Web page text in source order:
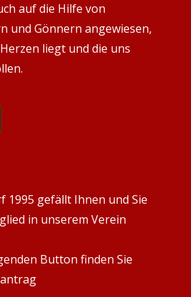
auf die Hilfe von
und Gönnern angewiesen,
liegt und die uns
1995 gefällt Ihnen und Sie
in unserem Verein
Button finden Sie